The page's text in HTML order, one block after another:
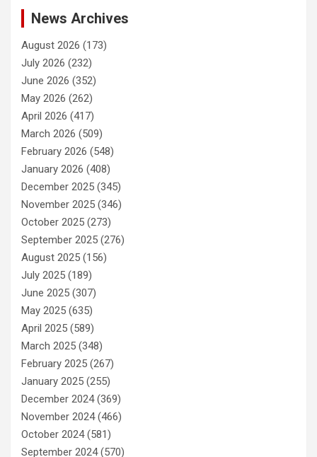
News Archives
August 2026 (173)
July 2026 (232)
June 2026 (352)
May 2026 (262)
April 2026 (417)
March 2026 (509)
February 2026 (548)
January 2026 (408)
December 2025 (345)
November 2025 (346)
October 2025 (273)
September 2025 (276)
August 2025 (156)
July 2025 (189)
June 2025 (307)
May 2025 (635)
April 2025 (589)
March 2025 (348)
February 2025 (267)
January 2025 (255)
December 2024(369)
November 2024(466)
October 2024(581)
September 2024(570)